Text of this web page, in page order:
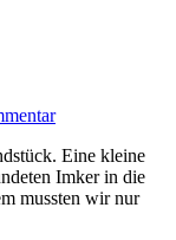
Eine kleine
Imker in die
mussten wir nur